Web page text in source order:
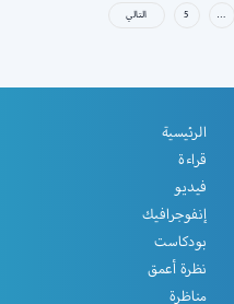
…
5 التالي
الرئيسية
قراءة
فيديو
إنفوجرافيك
بودكاست
نظرة أعمق
مناظرة